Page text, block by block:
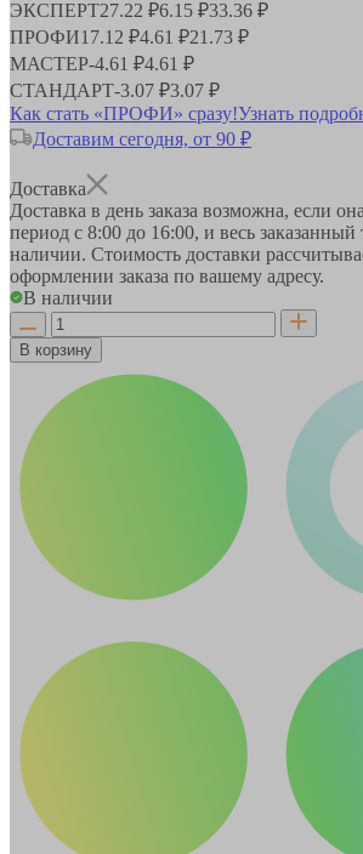
ЭКСПЕРТ27.22 ₽6.15 ₽33.36 ₽
ПРОФИ17.12 ₽4.61 ₽21.73 ₽
МАСТЕР-4.61 ₽4.61 ₽
СТАНДАРТ-3.07 ₽3.07 ₽
Как стать «ПРОФИ» сразу!Узнать
Доставим сегодня, от 90 ₽
Доставка
Доставка в день заказа возможна, если
период с 8:00 до 16:00, и весь заказанный
наличии. Стоимость доставки
оформлении заказа по вашему адресу.
В наличии
В корзину